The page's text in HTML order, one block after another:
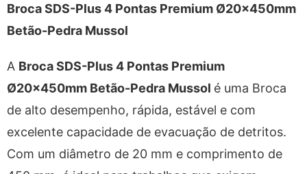
Broca SDS-Plus 4 Pontas Premium Ø20x450mm
Betão-Pedra Mussol
A Broca SDS-Plus 4 Pontas Premium
Ø20x450mm Betão-Pedra Mussol é uma Broca
de alto desempenho, rápida, estável e com
excelente capacidade de evacuação de detritos.
Com um diâmetro de 20 mm e comprimento de